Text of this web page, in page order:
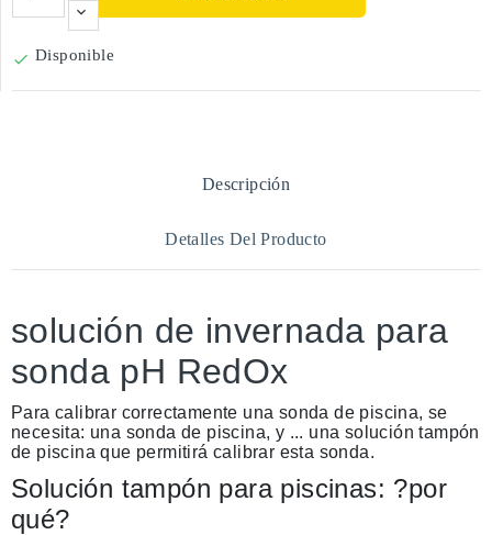
 Disponible
Descripción
Detalles Del Producto
solución de invernada para
sonda pH RedOx
Para calibrar correctamente una sonda de piscina, se
necesita: una sonda de piscina, y ... una solución tampón
de piscina que permitirá calibrar esta sonda.
Solución tampón para piscinas: ?por
qué?